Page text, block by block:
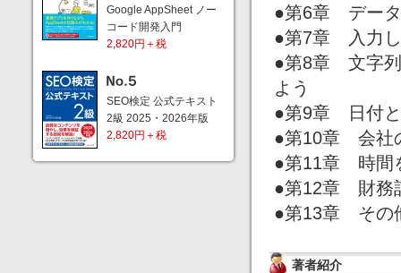
Google AppSheet ノー
コード開発入門
2,820円＋税
SEO検定 公式テキスト
2級 2025・2026年版
2,820円＋税
●第6章 データ
●第7章 入力し
●第8章 文字列
よう
●第9章 日付と
●第10章 会社
●第11章 時間
●第12章 財務
●第13章 その
著者紹介